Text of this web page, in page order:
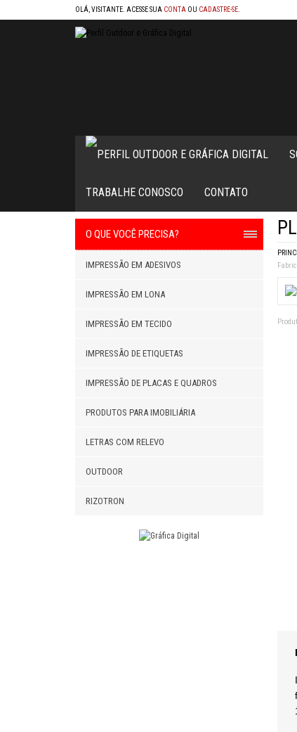
OLÁ, VISITANTE. ACESSE SUA CONTA OU CADASTRE-SE
TRABALHE CONOSCO CONTATO
O QUE VOCÊ PRECISA?
IMPRESSÃO EM ADESIVOS
IMPRESSÃO EM LONA
IMPRESSÃO EM TECIDO
IMPRESSÃO DE ETIQUETAS
IMPRESSÃO DE PLACAS E QUADROS
PRODUTOS PARA IMOBILIÁRIA
LETRAS COM RELEVO
OUTDOOR
RIZOTRON